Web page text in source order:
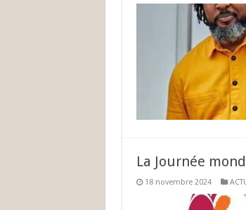
La Journée
18 novembre 2024